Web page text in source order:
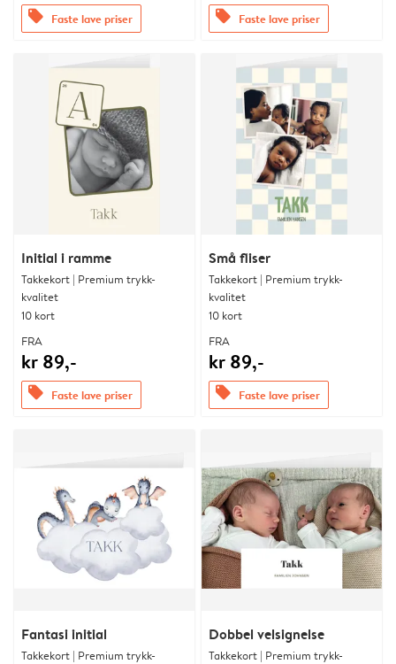
offers Faste lave priser offers Faste lave priser
Initial i ramme
Takkekort | Premium trykk-
kvalitet
10 kort
FRA
kr 89,-
offers Faste lave priser
Små fliser
Takkekort | Premium trykk-
kvalitet
10 kort
FRA
kr 89,-
offers Faste lave priser
Fantasi initial
Takkekort | Premium trykk-
Dobbel velsignelse
Takkekort | Premium trykk-